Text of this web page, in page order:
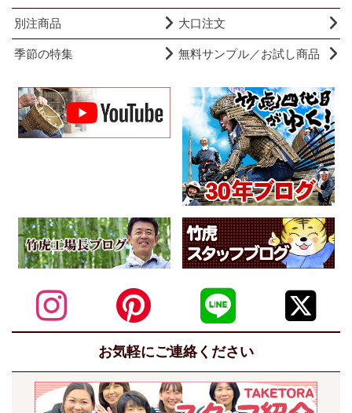
別注商品 大口注文
季節の特集 無料サンプル／お試し商品
お気軽にご連絡ください